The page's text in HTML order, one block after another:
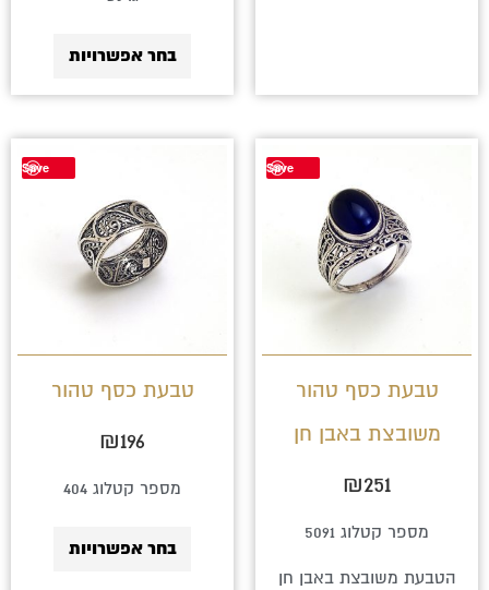
בחר אפשרויות
Save
טבעת כסף טהור
משובצת באבן חן
₪251
מספר קטלוג 5091
הטבעת משובצת באבן חן
למוצר
האפשרויות
Save
טבעת כסף טהור
₪196
מספר קטלוג 404
בחר אפשרויות
למוצר